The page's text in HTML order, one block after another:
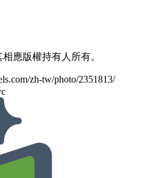
應版權持有人所有。
zh-tw/photo/2351813/